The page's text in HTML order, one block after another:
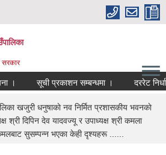
। सूची प्रकाशन सम्बन्धमा । दररेट
खजुरी धनुषाकाे नव निर्मित प्रशासकीय भवनकाे
श्री दिपिन देव यादवज्यू र उपाध्यक्ष श्री कमला
सुसम्पन्न भएका केही दृश्यहरू ......